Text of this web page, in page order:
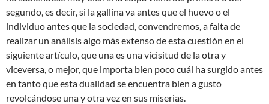
segundo, es decir, si la gallina va antes que el huevo o el
individuo antes que la sociedad, convendremos, a falta de
realizar un análisis algo más extenso de esta cuestión en el
siguiente artículo, que una es una vicisitud de la otra y
viceversa, o mejor, que importa bien poco cuál ha surgido antes
en tanto que esta dualidad se encuentra bien a gusto
revolcándose una y otra vez en sus miserias.